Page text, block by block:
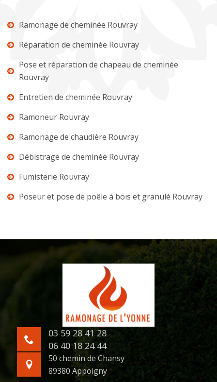
Ramonage de cheminée Rouvray
Réparation de cheminée Rouvray
Pose et réparation de chapeau de cheminée
Rouvray
Entretien de cheminée Rouvray
Ramoneur Rouvray
Ramonage de chaudière Rouvray
Débistrage de cheminée Rouvray
Fumisterie Rouvray
Poseur et pose de poêle à bois et granulé Rouvray
03 59 28 41 28
06 40 18 24 44
50 chemin de Chansy
89380 Appoigny